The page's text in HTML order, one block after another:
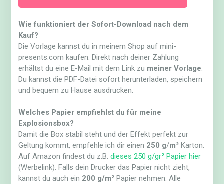
Wie funktioniert der Sofort-Download nach dem
Kauf?
Die Vorlage kannst du in meinem Shop auf mini-
presents.com kaufen. Direkt nach deiner Zahlung
erhältst du eine E-Mail mit dem Link zu meiner Vorlage.
Du kannst die PDF-Datei sofort herunterladen, speichern
und bequem zu Hause ausdrucken.
Welches Papier empfiehlst du für meine
Explosionsbox?
Damit die Box stabil steht und der Effekt perfekt zur
Geltung kommt, empfehle ich dir einen 250 g/m² Karton.
Auf Amazon findest du z.B.dieses 250 g/gr² Papier hier
(Werbelink). Falls dein Drucker das Papier nicht zieht,
kannst du auch ein 200 g/m² Papier nehmen. Alle